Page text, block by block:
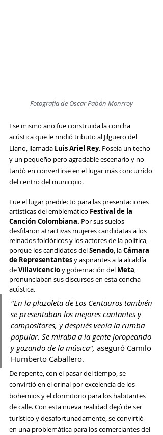
Fotografía de Oscar Pabón Monrroy
Ese mismo año fue construida la concha
acústica que le rindió tributo al Jilguero del
Llano, llamada Luis Ariel Rey. Poseía un techo
y un pequeño pero agradable escenario y no
tardó en convertirse en el lugar más concurrido
del centro del municipio.
Fue el lugar predilecto para las presentaciones
artísticas del emblemático Festival de la
Canción Colombiana. Por sus suelos
desfilaron atractivas mujeres candidatas a los
reinados folclóricos y los actores de la política,
porque los candidatos del Senado, la Cámara
de Representantes y aspirantes a la alcaldía
de Villavicencio y gobernación del Meta,
pronunciaban sus discursos en esta concha
acústica.
"En la plazoleta de Los Centauros también
se presentaban los mejores cantantes y
compositores, y después venía la rumba
popular. Se miraba a la gente joropeando
y gozando de la música", aseguró Camilo
Humberto Caballero.
De repente, con el pasar del tiempo, se
convirtió en el orinal por excelencia de los
bohemios y el dormitorio para los habitantes
de calle. Con esta nueva realidad dejó de ser
turístico y desafortunadamente, se convirtió
en una problemática para los comerciantes del